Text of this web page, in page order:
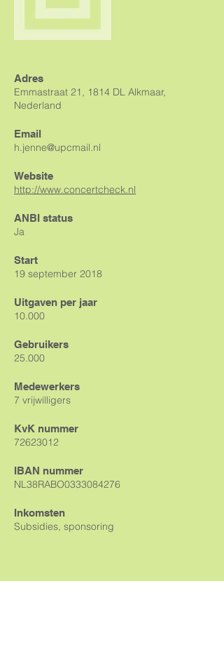
Adres
Emmastraat 21, 1814 DL Alkmaar,
Nederland
Email
h.jenne@upcmail.nl
Website
http://www.concertcheck.nl
ANBI status
Ja
Start
19 september 2018
Uitgaven per jaar
10.000
Gebruikers
25.000
Medewerkers
7 vrijwilligers
KvK nummer
72623012
IBAN nummer
NL38RABO0333084276
Inkomsten
Subsidies, sponsoring